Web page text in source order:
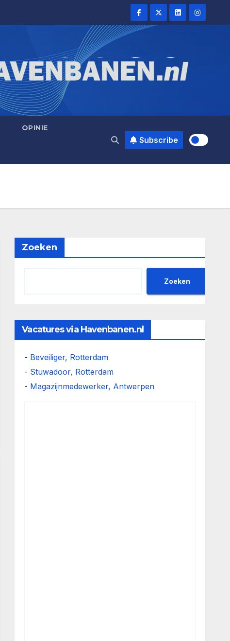
OPINIE
Subscribe
Zoeken
Zoeken
Vacatures via Havenbanen.nl
- Beveiliger, Rotterdam
- Stuwadoor, Rotterdam
- Magazijnmedewerker, Antwerpen